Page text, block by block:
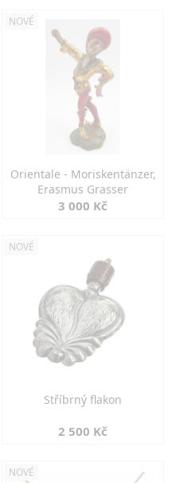
NOVÉ
Orientale - Moriskentänzer,
Erasmus Grasser
3 000 Kč
NOVÉ
Stříbrný flakon
2 500 Kč
NOVÉ